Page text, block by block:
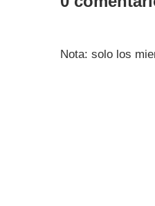
Nota: solo los